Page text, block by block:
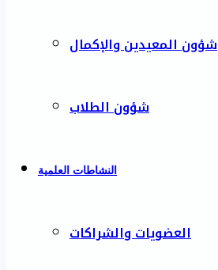
شؤون المعيدين والإكمال
شؤون الطلاب
النشاطات العلمية
العضويات والشراكات